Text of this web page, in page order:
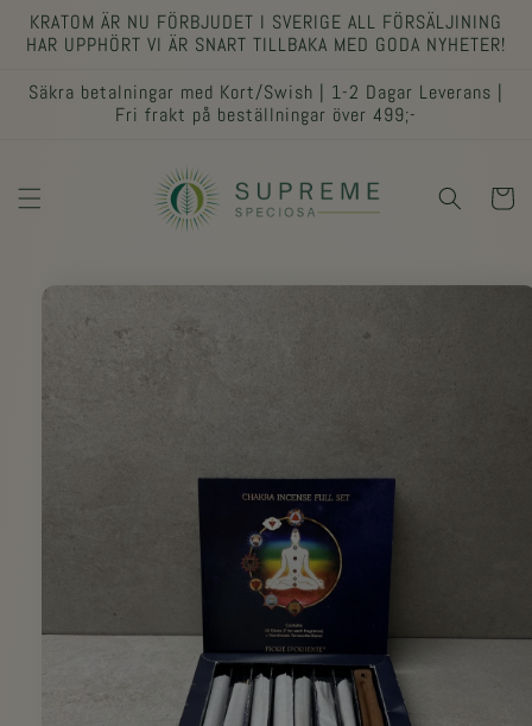
vidare
till
innehåll
KRATOM ÄR NU FÖRBJUDET I SVERIGE ALL FÖRSÄLJINING
HAR UPPHÖRT VI ÄR SNART TILLBAKA MED GODA NYHETER!
Säkra betalningar med Kort/Swish | 1-2 Dagar Leverans |
Fri frakt på beställningar över 499;-